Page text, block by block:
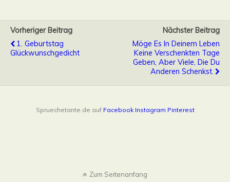
Vorheriger Beitrag
1. Geburtstag
Glückwunschgedicht
Nächster Beitrag
Möge Es In Deinem Leben
Keine Verschenkten Tage
Geben, Aber Viele, Die Du
Anderen Schenkst.
Spruechetante.de auf Facebook Instagram Pinterest
Zum Seitenanfang